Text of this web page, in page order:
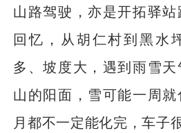
山路驾驶，亦是开拓驿
回忆，从胡仁村到黑水
多、坡度大，遇到雨雪天
山的阳面，雪可能一周
月都不一定能化完，车子